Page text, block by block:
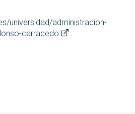
universidad/administracion-
carracedo